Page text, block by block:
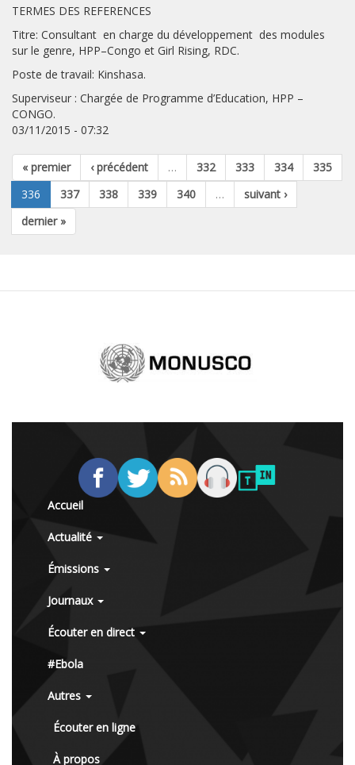
TERMES DES REFERENCES
Titre: Consultant en charge du développement des modules
sur le genre, HPP–Congo et Girl Rising, RDC.
Poste de travail: Kinshasa.
Superviseur : Chargée de Programme d’Education, HPP –
CONGO.
03/11/2015 - 07:32
« premier ‹ précédent … 332 333 334
335
336
337 338 339 340 …
suivant ›
dernier »
Accueil
Actualité
Émissions
Journaux
Écouter en direct
#Ebola
Autres
Écouter en ligne
À propos